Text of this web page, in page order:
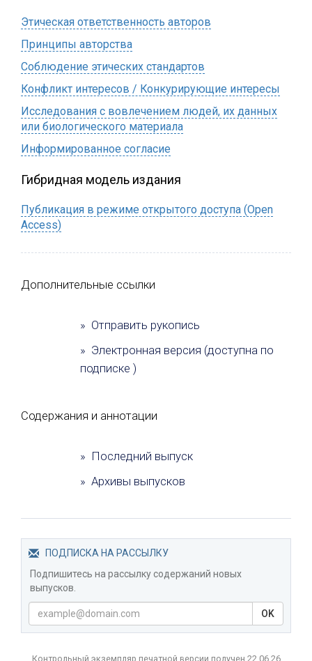
Этическая ответственность авторов
Принципы авторства
Соблюдение этических стандартов
Конфликт интересов / Конкурирующие интересы
Исследования с вовлечением людей, их данных
или биологического материала
Информированное согласие
Гибридная модель издания
Публикация в режиме открытого доступа (Open
Access)
Дополнительные ссылки
» Отправить рукопись
» Электронная версия (доступна по
подписке )
Содержания и аннотации
» Последний выпуск
» Архивы выпусков
ПОДПИСКА НА РАССЫЛКУ
Подпишитесь на рассылку содержаний новых
выпусков.
OK
Контрольный экземпляр печатной версии получен 22.06.26